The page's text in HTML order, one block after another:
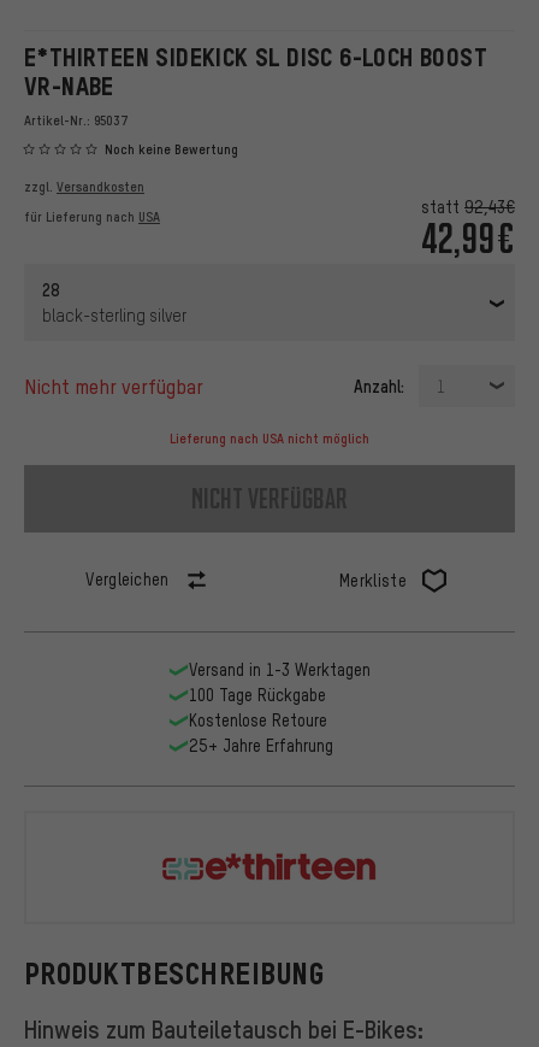
E*THIRTEEN SIDEKICK SL DISC 6-LOCH BOOST
VR-NABE
Artikel-Nr.: 95037
Noch keine Bewertung
statt 92,43€
42,99€
zzgl. Versandkosten
für Lieferung nach USA
28
black-sterling silver
nicht mehr verfügbar Anzahl: 1
Lieferung nach USA nicht möglich
nicht verfügbar
Vergleichen Merkliste
PRODUKTBESCHREIBUNG
Hinweis zum Bauteiletausch bei E-Bikes:
Versand in 1-3 Werktagen
100 Tage Rückgabe
Kostenlose Retoure
25+ Jahre Erfahrung